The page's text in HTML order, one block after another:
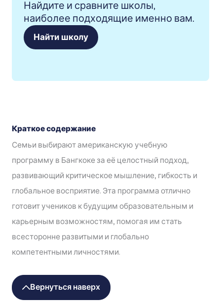
Найдите и сравните школы,
наиболее подходящие именно вам.
Найти школу
Краткое содержание
Семьи выбирают американскую учебную
программу в Бангкоке за её целостный подход,
развивающий критическое мышление, гибкость и
глобальное восприятие. Эта программа отлично
готовит учеников к будущим образовательным и
карьерным возможностям, помогая им стать
всесторонне развитыми и глобально
компетентными личностями.
Вернуться наверх